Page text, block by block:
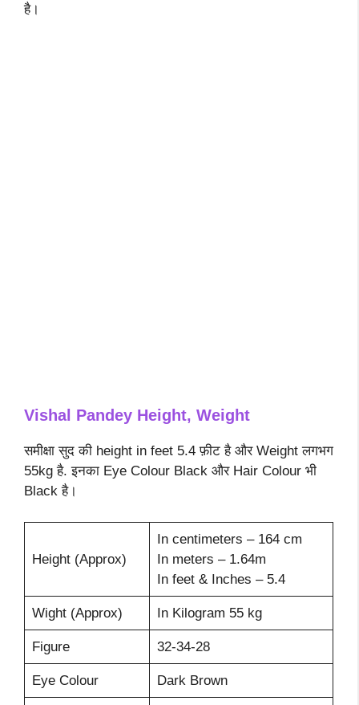
है।
Vishal Pandey Height, Weight
समीक्षा सुद की height in feet 5.4 फ़ीट है और Weight लगभग
55kg है. इनका Eye Colour Black और Hair Colour भी
Black है।
Height (Approx)
In centimeters – 164 cm
In meters – 1.64m
In feet & Inches – 5.4
Wight (Approx) In Kilogram 55 kg
Figure 32-34-28
Eye Colour Dark Brown